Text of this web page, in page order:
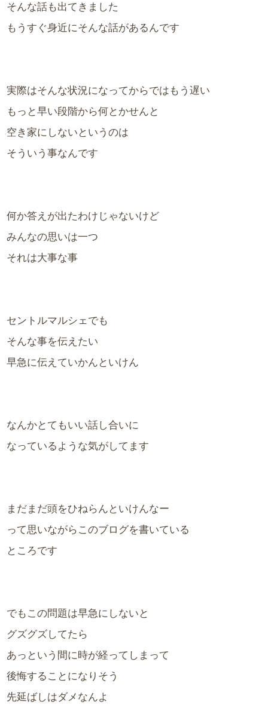
そんな話も出てきました
もうすぐ身近にそんな話があるんです
実際はそんな状況になってからではもう遅い
もっと早い段階から何とかせんと
空き家にしないというのは
そういう事なんです
何か答えが出たわけじゃないけど
みんなの思いは一つ
それは大事な事
セントルマルシェでも
そんな事を伝えたい
早急に伝えていかんといけん
なんかとてもいい話し合いに
なっているような気がしてます
まだまだ頭をひねらんといけんなー
って思いながらこのブログを書いている
ところです
でもこの問題は早急にしないと
グズグズしてたら
あっという間に時が経ってしまって
後悔することになりそう
先延ばしはダメなんよ